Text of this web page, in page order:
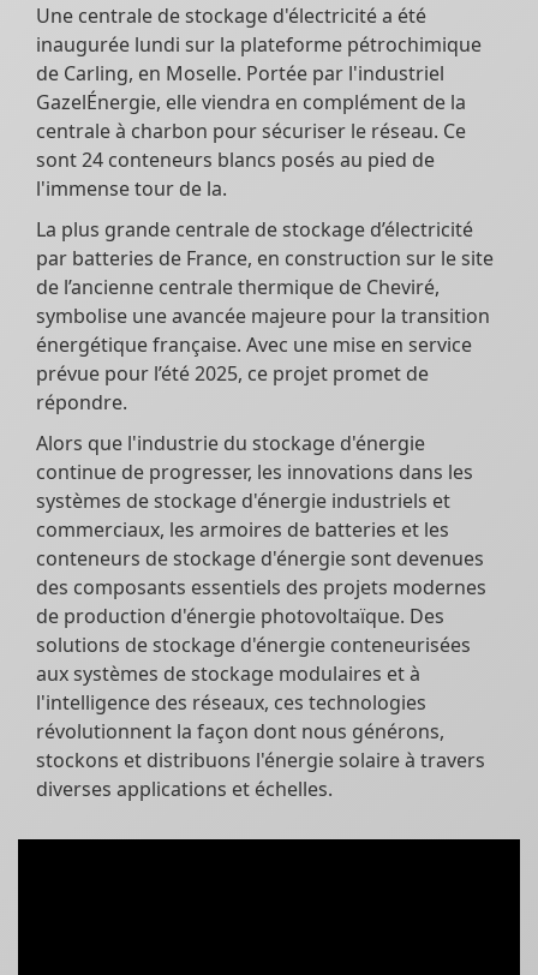
Une centrale de stockage d'électricité a été
inaugurée lundi sur la plateforme pétrochimique
de Carling, en Moselle. Portée par l'industriel
GazelÉnergie, elle viendra en complément de la
centrale à charbon pour sécuriser le réseau. Ce
sont 24 conteneurs blancs posés au pied de
l'immense tour de la.
La plus grande centrale de stockage d’électricité
par batteries de France, en construction sur le site
de l’ancienne centrale thermique de Cheviré,
symbolise une avancée majeure pour la transition
énergétique française. Avec une mise en service
prévue pour l’été 2025, ce projet promet de
répondre.
Alors que l'industrie du stockage d'énergie
continue de progresser, les innovations dans les
systèmes de stockage d'énergie industriels et
commerciaux, les armoires de batteries et les
conteneurs de stockage d'énergie sont devenues
des composants essentiels des projets modernes
de production d'énergie photovoltaïque. Des
solutions de stockage d'énergie conteneurisées
aux systèmes de stockage modulaires et à
l'intelligence des réseaux, ces technologies
révolutionnent la façon dont nous générons,
stockons et distribuons l'énergie solaire à travers
diverses applications et échelles.